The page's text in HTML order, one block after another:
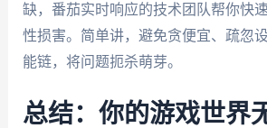
缺，番茄实时响应的技术团队帮你快
性损害。简单讲，避免贪便宜、疏忽
能链，将问题扼杀萌芽。
总结：你的游戏世界